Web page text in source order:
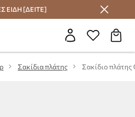
το Answear Club
ΕΙΔΗ [ΔΕΙΤΕ]
Σακίδια πλάτης Σακίδιο πλάτης